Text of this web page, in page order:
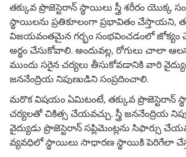
తక్కువ ప్రొజెస్టెరాన్ స్థాయిలు స్త్రీ శరీరం యొక్క
స్థాయిలను ప్రతికూలంగా ప్రభావితం చేస్తాయని,
విజయవంతమైన గర్భం సంభవించడంలో జోక్యం
అర్థం చేసుకోవాలి. అందువల్ల, రోగులు చాలా
ముందు సరైన చర్యలు తీసుకోవడానికి వారి
జననేంద్రియ నిపుణుడిని సంప్రదించాలి.
మరొక విషయం ఏమిటంటే, తక్కువ ప్రొజెస్టెరాన్
చర్యలతో చికిత్స చేయవచ్చు. స్త్రీ జననేంద్రియ
వైద్యుడు ప్రొజెస్టెరాన్ సప్లిమెంట్లను సిఫార్సు
వ్యవధిలో స్థాయిలు సాధారణ స్థాయికి పెరిగేలా